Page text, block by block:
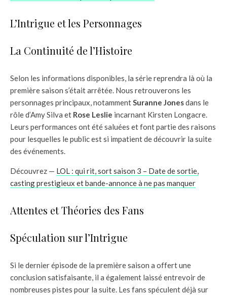
L’Intrigue et les Personnages
La Continuité de l’Histoire
Selon les informations disponibles, la série reprendra là où la
première saison s’était arrêtée. Nous retrouverons les
personnages principaux, notammentSuranne Jonesdans le
rôle d’Amy Silva et Rose Leslie incarnant Kirsten Longacre.
Leurs performances ont été saluées et font partie des raisons
pour lesquelles le public est si impatient de découvrir la suite
des événements.
Découvrez — LOL : qui rit, sort saison 3 – Date de sortie,
casting prestigieux et bande-annonce à ne pas manquer
Attentes et Théories des Fans
Spéculation sur l’Intrigue
Si le dernier épisode de la première saison a offert une
conclusion satisfaisante, il a également laissé entrevoir de
nombreuses pistes pour la suite. Les fans spéculent déjà sur